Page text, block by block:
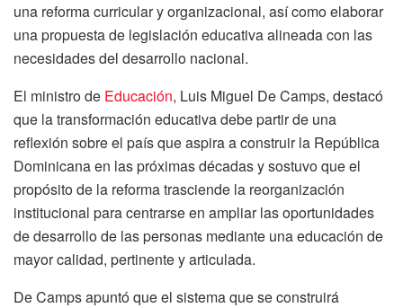
una reforma curricular y organizacional, así como elaborar
una propuesta de legislación educativa alineada con las
necesidades del desarrollo nacional.
El ministro de Educación, Luis Miguel De Camps, destacó
que la transformación educativa debe partir de una
reflexión sobre el país que aspira a construir la República
Dominicana en las próximas décadas y sostuvo que el
propósito de la reforma trasciende la reorganización
institucional para centrarse en ampliar las oportunidades
de desarrollo de las personas mediante una educación de
mayor calidad, pertinente y articulada.
De Camps apuntó que el sistema que se construirá